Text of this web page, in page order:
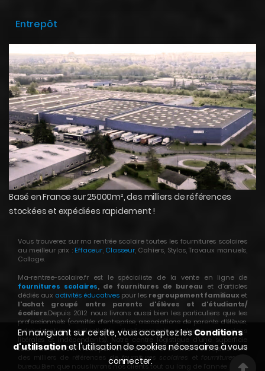
En naviguant sur ce site, vous acceptez les Conditions
d'utilisation et l'utilisation de cookies nécessaires à vous
connecter.
Entrepôt
Basé en France sur 25000m², des milliers de références
stockées et expédiées rapidement !
Vous trouverez sur ma rentrée scolaire toutes les fournitures scolaires
au meilleur prix : Effaceur, Classeur, Cahiers, Stylos, Travaux manuels,
Collage.
Ma-rentree-scolaire.fr est le spécialiste de la vente en ligne de
fournitures scolaires, de fournitures de bureau et d’articles
dédiés aux activités éducativespour les regroupement familiaux et
l'achat groupé entre parents d'élèves et d'étudiants/
écoliers.Depuis 2012 nous livrons aussi bien les particuliers que les
professionnels (comités d’entreprise, associations de parents d’élèves,
administrations, collectivités, établissements scolaires, professions
libérales et indépendants). Notre centre logistique d’une superficie
totale de 25000m² nous permet de stocker et de livrer très rapidement
des milliers de références defournitures scolaires et fournitures de
bureau .Bien que nous livrons nos clients tout au long de l’année, notre